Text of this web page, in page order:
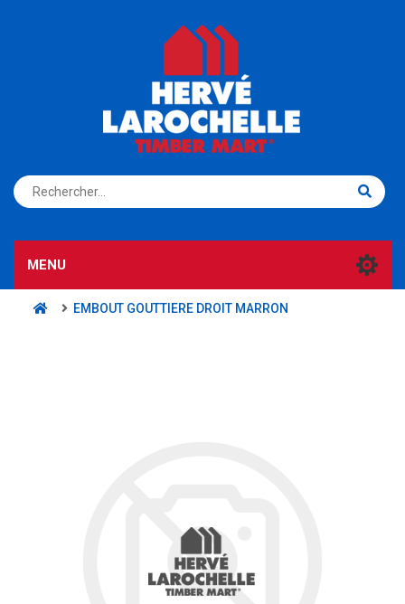
S'ENREGISTRER CONNEXION
MENU
EMBOUT GOUTTIERE DROIT MARRON